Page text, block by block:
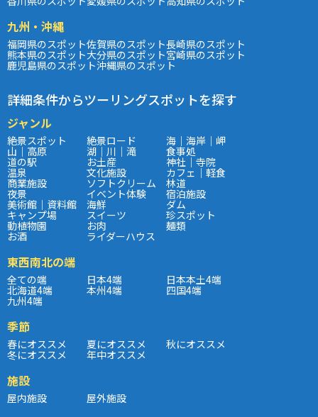
九州・沖縄
福岡県のスポット佐賀県のスポット長崎県のスポット
熊本県のスポット大分県のスポット宮崎県のスポット
鹿児島県のスポット沖縄県のスポット
詳細条件からツーリングスポットを探す
ジャンル
絶景スポット 絶景ロード 海｜海岸｜岬
山｜高原 湖｜川｜滝 食事処
道の駅 お土産 神社｜寺院
温泉 文化施設 カフェ｜軽食
商業施設 ソフトクリーム 林道
夜景 イベント体験 宿泊施設
美術館｜資料館 海鮮 ダム
キャンプ場 スイーツ 珍スポット
動植物園 お肉 麺類
お酒 ライダーハウス
東西南北の端
全ての端 日本4端 日本本土4端
北海道4端 本州4端 四国4端
九州4端
季節
春にオススメ 夏にオススメ 秋にオススメ
冬にオススメ 年中オススメ
施設
屋内施設 屋外施設